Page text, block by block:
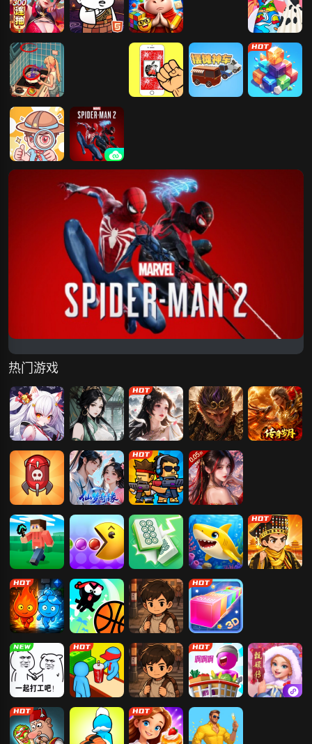
小小仙王 佛系消消消 甜系女孩穿搭 盐系萝莉穿搭
全民爆梗王 王的防守之战
脑洞玩梗王 漫威蜘蛛侠2
热门游戏
暮光召唤师 墨武江山 凡人神将传 傲视神魔传
卡卡保皇 仙梦奇缘 生存大作战 凡人飞剑
方块岛 吃豆人 麻将挪挪碰 深海游历险记
森林冰火人-神
器之战
疯狂灌篮 平凡大冒险
3D贪吃蛇大作
战
超市打工人
Please Give
Me Burger
平凡大冒险 超市大亨